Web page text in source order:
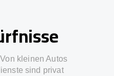
kleinen Autos
sind privat